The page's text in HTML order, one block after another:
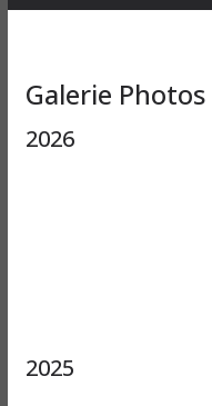
Galerie Photos
2026
2025